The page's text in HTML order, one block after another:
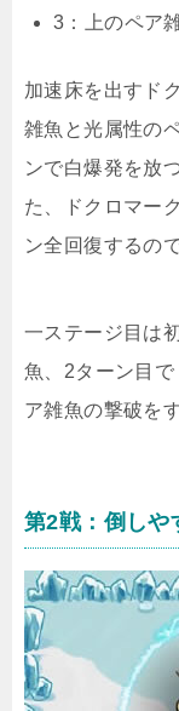
3：上のペア
加速床を出すド
雑魚と光属性の
ンで白爆発を放
た、ドクロマー
ン全回復するの
一ステージ目は
魚、2ターン目
ア雑魚の撃破を
第2戦：倒しや